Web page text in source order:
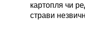
картопля чи
страви